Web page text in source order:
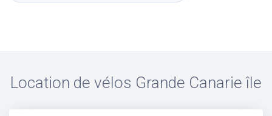
Location de vélos Grande Canarie île